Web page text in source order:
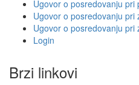
Ugovor o posredovanju pri
Ugovor o posredovanju pri
Ugovor o posredovanju pri
Login
Brzi linkovi